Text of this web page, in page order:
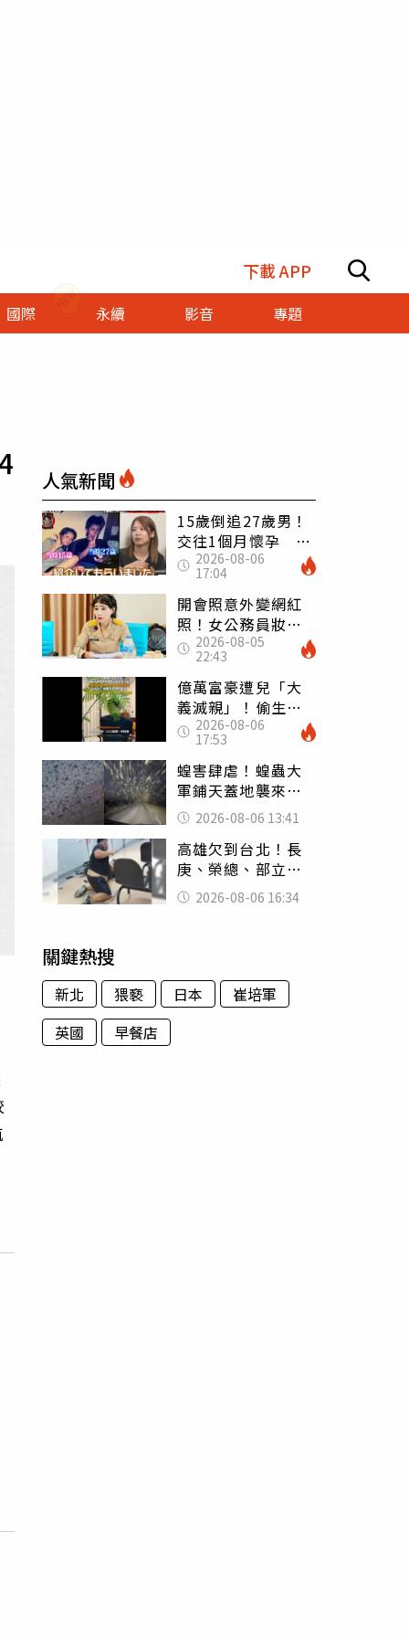
下載 APP
國際 永續 影音 專題
人氣新聞
15歲倒追27歲男！
交往1個月懷孕 36
歲當阿嬤故事曝光
2026-08-06
17:04
開會照意外變網紅
照！女公務員妝容
掀2千則留言 本人
怒嗆：化妝有錯嗎
2026-08-05
22:43
億萬富豪遭兒「大
義滅親」！偷生子
怕曝光 竟盜鄰居
身份辦假證落戶
2026-08-06
17:53
蝗害肆虐！蝗蟲大
軍鋪天蓋地襲來宛
如末日 網驚：聖
經十災
2026-08-06 13:41
高雄欠到台北！長
庚、榮總、部立醫
院都受害 「醫療
暴力男」離譜紀錄
2026-08-06 16:34
關鍵熱搜
新北 猥褻 日本
崔培軍
英國
早餐店